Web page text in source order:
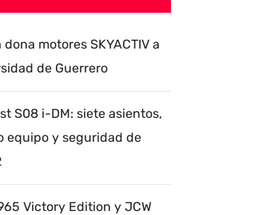
dona motores SKYACTIV a
de Guerrero
S08 i-DM: siete asientos,
equipo y seguridad de
Victory Edition y JCW